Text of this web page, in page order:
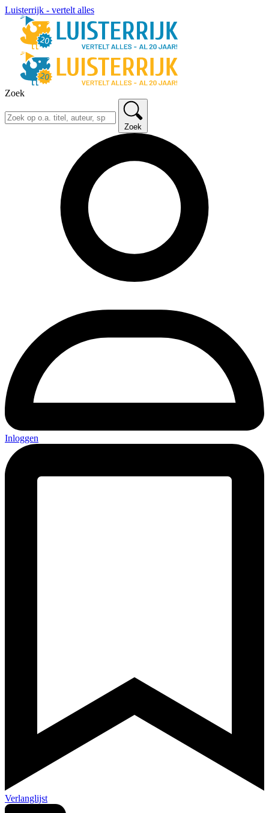
Luisterrijk - vertelt alles
Zoek
Zoek
Inloggen
Verlanglijst